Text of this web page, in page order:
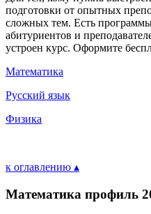
подготовки от опытных
сложных тем. Есть
абитуриентов и
устроен курс. Оформите
Математика
Русский язык
Физика
к оглавлению ▴
Математика профиль